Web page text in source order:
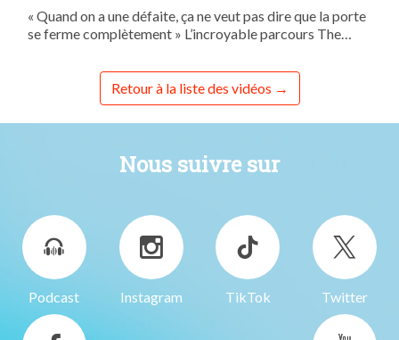
« Quand on a une défaite, ça ne veut pas dire que la porte
se ferme complètement » L’incroyable parcours The
Retour à la liste des vidéos
Nous suivre sur
Podcast Instagram TikTok Twitter